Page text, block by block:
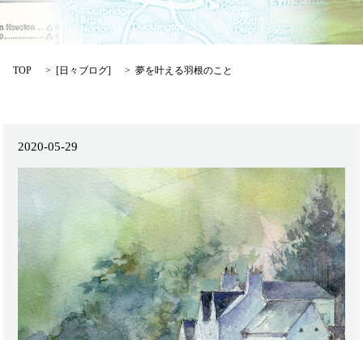
TOP [日々ブログ] 夢を叶える羽根のこと
2020-05-29